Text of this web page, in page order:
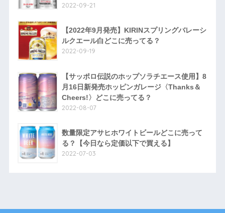
2022-09-21
【2022年9月発売】KIRINスプリングバレーシ
ルクエール白どこに売ってる？
2022-09-19
【サッポロ伝説のホップソラチエース使用】8
月16日新発売ホッピンガレージ〈Thanks＆
Cheers!〉どこに売ってる？
2022-08-07
数量限定アサヒホワイトビールどこに売って
る？【今日なら定価以下で買える】
2022-07-03